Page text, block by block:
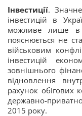
Інвестиції.
інвестицій в
можливе лише в
пояснюється не
військовим
інвестицій
зовнішнього
відновлення
рахунок обігових
державно-
2015 року.